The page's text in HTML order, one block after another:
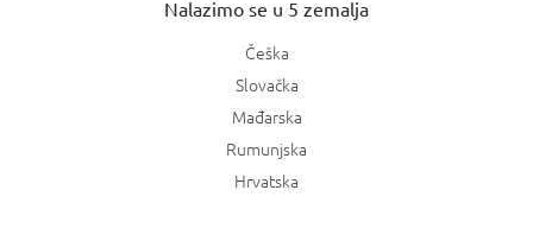
Nalazimo se u 5 zemalja
Češka
Slovačka
Mađarska
Rumunjska
Hrvatska